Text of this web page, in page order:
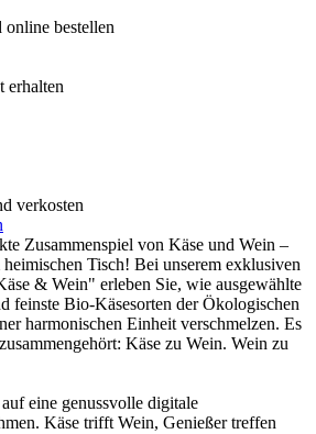
bestellen
erhalten
verkosten
Zusammenspiel von Käse und Wein –
Tisch! Bei unserem exklusiven
& Wein" erleben Sie, wie ausgewählte
feinste Bio-Käsesorten der Ökologischen
harmonischen Einheit verschmelzen. Es
Käse zu Wein. Wein zu
eine genussvolle digitale
Käse trifft Wein, Genießer treffen